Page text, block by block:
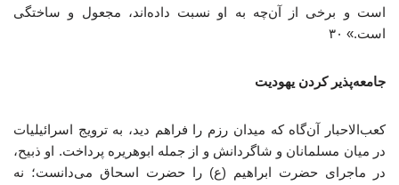
است و برخی از آن‌چه به او نسبت داده‌اند، مجعول و ساختگی
است.» ۳۰
جامعه‌پذیر کردن یهودیت
کعب‌الاحبار آن‌گاه که میدان رزم را فراهم دید، به ترویج اسرائیلیات
در میان مسلمانان و شاگردانش و از جمله ابوهریره پرداخت. او ذبیح،
در ماجرای حضرت ابراهیم (ع) را حضرت اسحاق می‌دانست؛ نه